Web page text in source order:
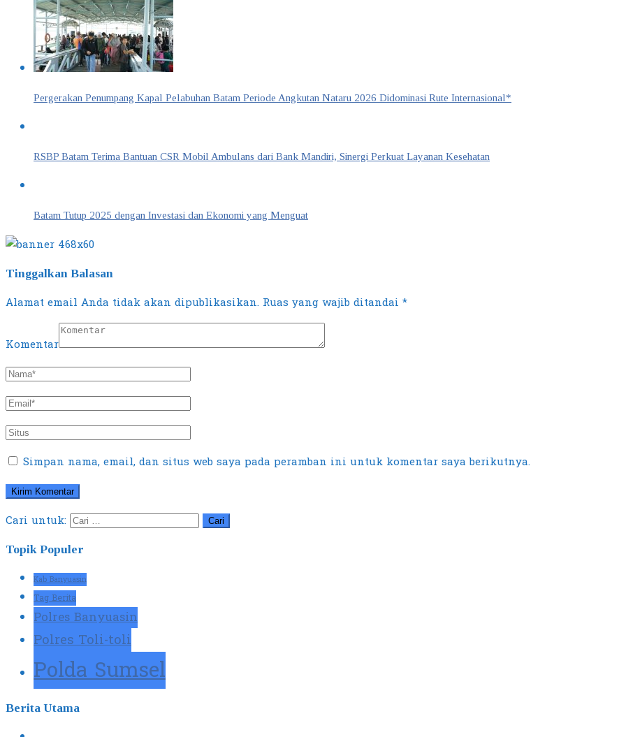
Pergerakan Penumpang Kapal Pelabuhan Batam Periode Angkutan Nataru 2026 Didominasi Rute Internasional*
RSBP Batam Terima Bantuan CSR Mobil Ambulans dari Bank Mandiri, Sinergi Perkuat Layanan Kesehatan
Batam Tutup 2025 dengan Investasi dan Ekonomi yang Menguat
Tinggalkan Balasan
Alamat email Anda tidak akan dipublikasikan. Ruas yang wajib ditandai *
Komentar
Simpan nama, email, dan situs web saya pada peramban ini untuk komentar saya berikutnya.
Cari untuk:
Topik Populer
Kab Banyuasin
Tag Berita
Polres Banyuasin
Polres Toli-toli
Polda Sumsel
Berita Utama